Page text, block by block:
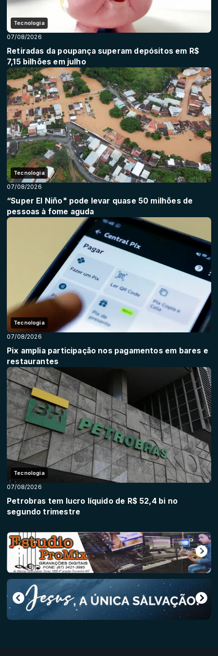
Tecnologia
07/08/2026
Retiradas da poupança superam depósitos em R$
7,15 bilhões em julho
Tecnologia
07/08/2026
“Super El Niño" pode levar quase 50 milhões de
pessoas à fome aguda
Tecnologia
07/08/2026
Pix amplia participação nos pagamentos em bares e
restaurantes
Tecnologia
07/08/2026
Petrobras tem lucro líquido de R$ 52,4 bi no
segundo trimestre